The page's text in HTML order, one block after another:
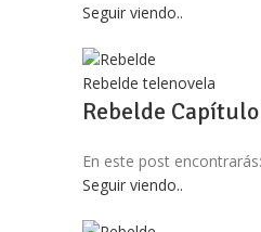
Seguir viendo..
Rebelde telenovela
Rebelde
En este post
Seguir viendo..